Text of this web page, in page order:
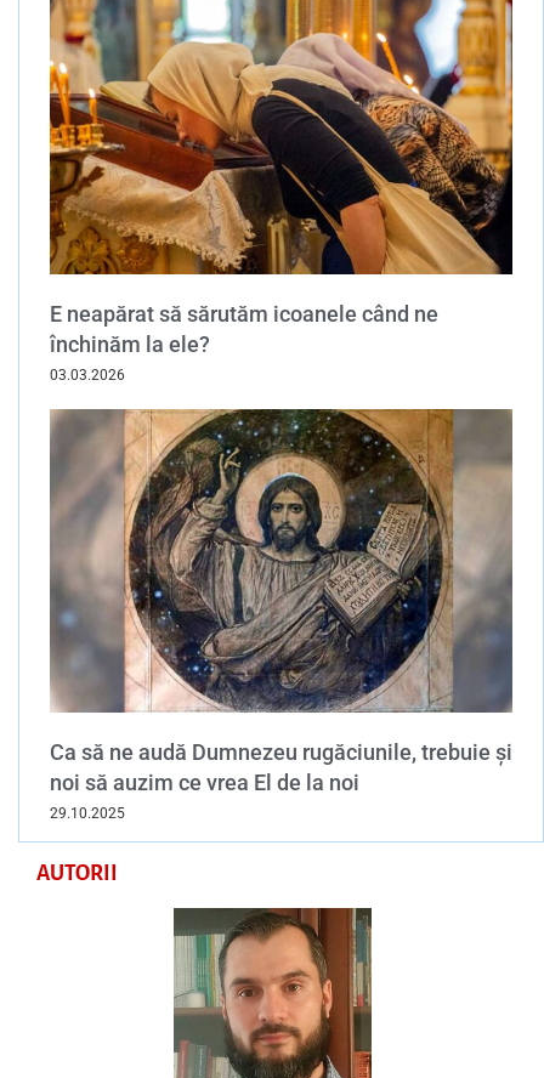
E neapărat să sărutăm icoanele când ne
închinăm la ele?
03.03.2026
Ca să ne audă Dumnezeu rugăciunile, trebuie și
noi să auzim ce vrea El de la noi
29.10.2025
AUTORII